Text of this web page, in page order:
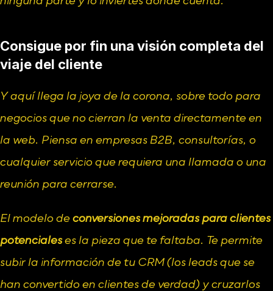
Consigue por fin una visión completa del
viaje del cliente
Y aquí llega la joya de la corona, sobre todo para
negocios que no cierran la venta directamente en
la web. Piensa en empresas B2B, consultorías, o
cualquier servicio que requiera una llamada o una
reunión para cerrarse.
El modelo de conversiones mejoradas para clientes
potenciales es la pieza que te faltaba. Te permite
subir la información de tu CRM (los leads que se
han convertido en clientes de verdad) y cruzarlos